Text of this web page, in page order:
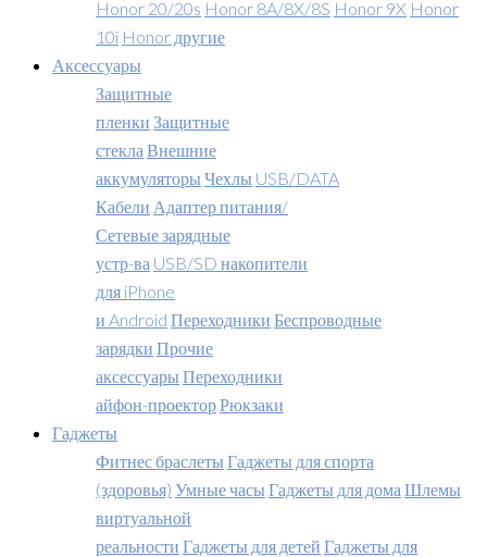
Honor 20/20s Honor 8A/8X/8S Honor 9X Honor
10i Honor другие
Аксессуары
Защитные
пленки Защитные
стекла Внешние
аккумуляторы Чехлы USB/DATA
Кабели Адаптер питания/
Сетевые зарядные
устр-ва USB/SD накопители
для iPhone
и Android Переходники Беспроводные
зарядки Прочие
аксессуары Переходники
айфон-проекторРюкзаки
Гаджеты
Фитнес браслеты Гаджеты для спорта
(здоровья) Умные часы Гаджеты для дома Шлемы
виртуальной
реальности Гаджеты для детей Гаджеты для